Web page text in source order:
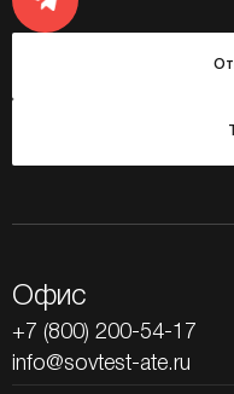
Офис
+7 (800) 200-54-17
info@sovtest-ate.ru